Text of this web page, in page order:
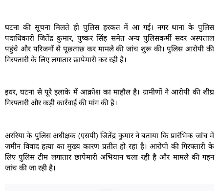
घटना की सूचना मिलते ही पुलिस हरकत में आ गई। नगर थाना के पुलिस
पदाधिकारी जितेंद्र कुमार, पुष्कर सिंह समेत अन्य पुलिसकर्मी सदर अस्पताल
पहुंचे और परिजनों से पूछताछ कर मामले की जांच शुरू की। पुलिस आरोपी की
गिरफ्तारी के लिए लगातार छापेमारी कर रही है।
इधर, घटना से पूरे इलाके में आक्रोश का माहौल है। ग्रामीणों ने आरोपी की शीघ्र
गिरफ्तारी और कड़ी कार्रवाई की मांग की है।
अररिया के पुलिस अधीक्षक (एसपी) जितेंद्र कुमार ने बताया कि प्रारंभिक जांच में
जमीन विवाद हत्या का मुख्य कारण प्रतीत हो रहा है। आरोपी की गिरफ्तारी के
लिए पुलिस टीम लगातार छापेमारी अभियान चला रही है और मामले की गहन
जांच की जा रही है।